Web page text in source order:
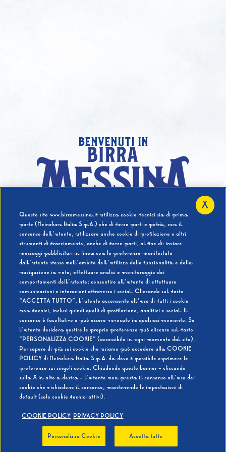
benvenuti in
Hai compiuto 18 Anni?
SI NO
BEVI RESPONSABILMENTE
Questo sito www.birramessina.it utilizza cookie tecnici sia di prima
parte (Heineken Italia S.p.A.) che di terze parti e potrà, con il
consenso dell’utente, utilizzare anche cookie di profilazione o altri
strumenti di tracciamento, anche di terze parti, al fine di: inviare
messaggi pubblicitari in linea con le preferenze manifestate
dall’utente stesso nell’ambito dell’utilizzo delle funzionalità e della
navigazione in rete; effettuare analisi e monitoraggio dei
comportamenti dell’utente; consentire all’utente di effettuare
comunicazioni e interazioni attraverso i social. Cliccando sul tasto
“ACCETTA TUTTO”, l’utente acconsente all’uso di tutti i cookie
non tecnici, inclusi quindi quelli di profilazione, analitici e social. Il
consenso è facoltativo e può essere revocato in qualsiasi momento. Se
l’utente desidera gestire le proprie preferenze può cliccare sul tasto
“PERSONALIZZA COOKIE” (accessibile in ogni momento dal sito).
Per sapere di più sui cookie che usiamo può accedere alla COOKIE
POLICY di Heineken Italia S.p.A. da dove è possibile esprimere le
preferenze sui singoli cookie. Chiudendo questo banner - cliccando
sulla X in alto a destra - l’utente non presta il consenso all’uso dei
cookie che richiedono il consenso, mantenendo le impostazioni di
default (solo cookie tecnici attivi).
COOKIE POLICY PRIVACY POLICY
Personalizza Cookie Accetta tutto
X